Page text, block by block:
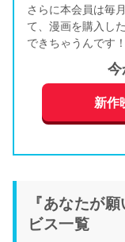
さらに本会員は毎
て、漫画を購入し
できちゃうんです！
今
新作
『あなたが
ビス一覧